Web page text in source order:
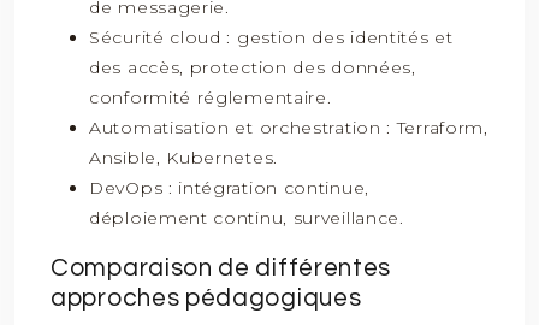
de messagerie.
Sécurité cloud : gestion des identités et
des accès, protection des données,
conformité réglementaire.
Automatisation et orchestration : Terraform,
Ansible, Kubernetes.
DevOps : intégration continue,
déploiement continu, surveillance.
Comparaison de différentes
approches pédagogiques